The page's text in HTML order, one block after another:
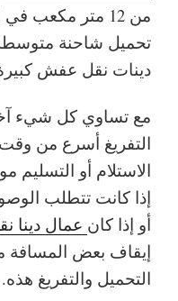
من 12 متر مكعب
دينات نقل عفش كبيرة في 2 إلى
مع تساوي كل شيء
التفريغ أسرع من
الاستلام أو التسليم
إذا كانت تتطلب
أو إذا كان عمال دينا
إيقاف بعض المسافة
التحميل والتفريغ هذه.